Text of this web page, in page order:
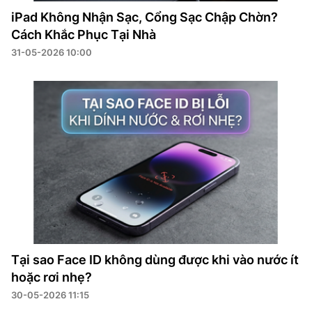
iPad Không Nhận Sạc, Cổng Sạc Chập Chờn?
Cách Khắc Phục Tại Nhà
31-05-2026 10:00
Tại sao Face ID không dùng được khi vào nước ít
hoặc rơi nhẹ?
30-05-2026 11:15